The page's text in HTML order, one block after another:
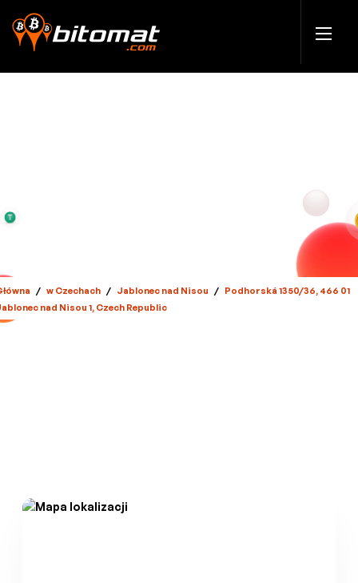
/ w Czechach / Jablonec nad Nisou / Podhorská 1350/36, 466 01
nad Nisou 1, Czech Republic